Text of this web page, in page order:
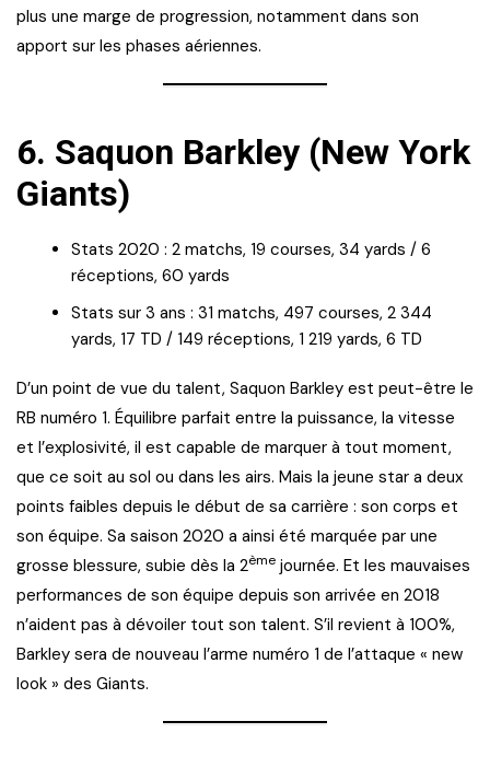
plus une marge de progression, notamment dans son
apport sur les phases aériennes.
6. Saquon Barkley (New York
Giants)
Stats 2020 : 2 matchs, 19 courses, 34 yards / 6
réceptions, 60 yards
Stats sur 3 ans : 31 matchs, 497 courses, 2 344
yards, 17 TD / 149 réceptions, 1 219 yards, 6 TD
D’un point de vue du talent, Saquon Barkley est peut-être le
RB numéro 1. Équilibre parfait entre la puissance, la vitesse
et l’explosivité, il est capable de marquer à tout moment,
que ce soit au sol ou dans les airs. Mais la jeune star a deux
points faibles depuis le début de sa carrière : son corps et
son équipe. Sa saison 2020 a ainsi été marquée par une
grosse blessure, subie dès la 2ème journée. Et les mauvaises
performances de son équipe depuis son arrivée en 2018
n’aident pas à dévoiler tout son talent. S’il revient à 100%,
Barkley sera de nouveau l’arme numéro 1 de l’attaque « new
look » des Giants.